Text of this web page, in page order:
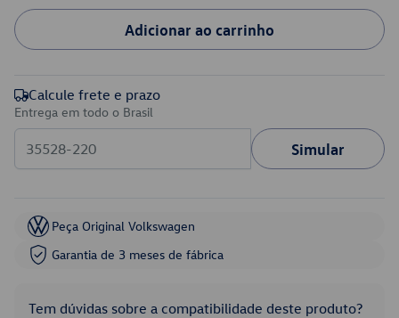
Adicionar ao carrinho
Calcule frete e prazo
Entrega em todo o Brasil
Simular
Peça Original Volkswagen
Garantia de 3 meses de fábrica
Tem dúvidas sobre a compatibilidade deste produto?